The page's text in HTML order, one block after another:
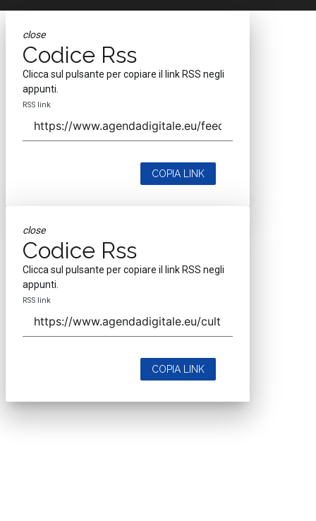
close
Codice Rss
Clicca sul pulsante per copiare il link RSS negli
appunti.
RSS link
COPIA LINK
close
Codice Rss
Clicca sul pulsante per copiare il link RSS negli
appunti.
RSS link
COPIA LINK